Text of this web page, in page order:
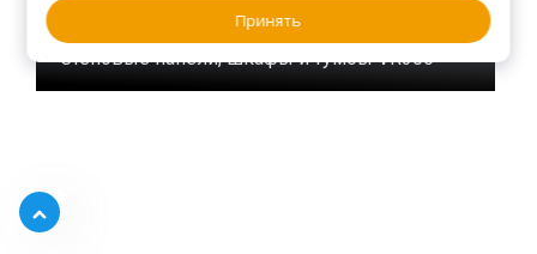
Стеновые панели, шкафы и тумбы VR306
Принять